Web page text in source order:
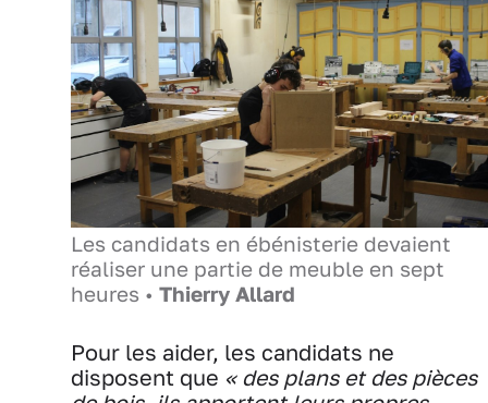
Les candidats en ébénisterie devaient
réaliser une partie de meuble en sept
heures • Thierry Allard
Pour les aider, les candidats ne
disposent que « des plans et des pièces